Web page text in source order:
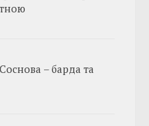
– барда та